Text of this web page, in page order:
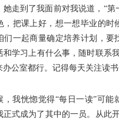
她走到了我面前对我说道，“第
，把课上好，想一想毕业的时
们一起商量确定培养计划，要
和学习上有什么事，随时联系
办公室都行。记得每天关注读
，我恍惚觉得“每日一读”可能
正式成为了其中的一员。从此